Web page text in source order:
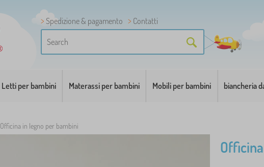
Spedizione & pagamento
Contatti
Letti per bambini Materassi per bambini Mobili per bambini biancheria
Officina in legno per bambini